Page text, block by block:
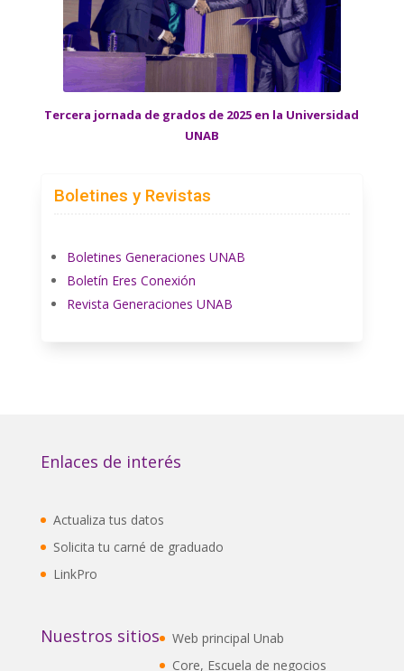
Tercera jornada de grados de 2025 en la Universidad
UNAB
Boletines y Revistas
Boletines Generaciones UNAB
Boletín Eres Conexión
Revista Generaciones UNAB
Enlaces de interés
Actualiza tus datos
Solicita tu carné de graduado
LinkPro
Nuestros sitios
Web principal Unab
Core, Escuela de negocios